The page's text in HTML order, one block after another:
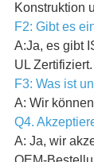
Konstruktion
F2: Gibt es
A:Ja, es gibt
UL Zertifiziert.
F3: Was ist
A: Wir
Q4.
A: Ja, wir